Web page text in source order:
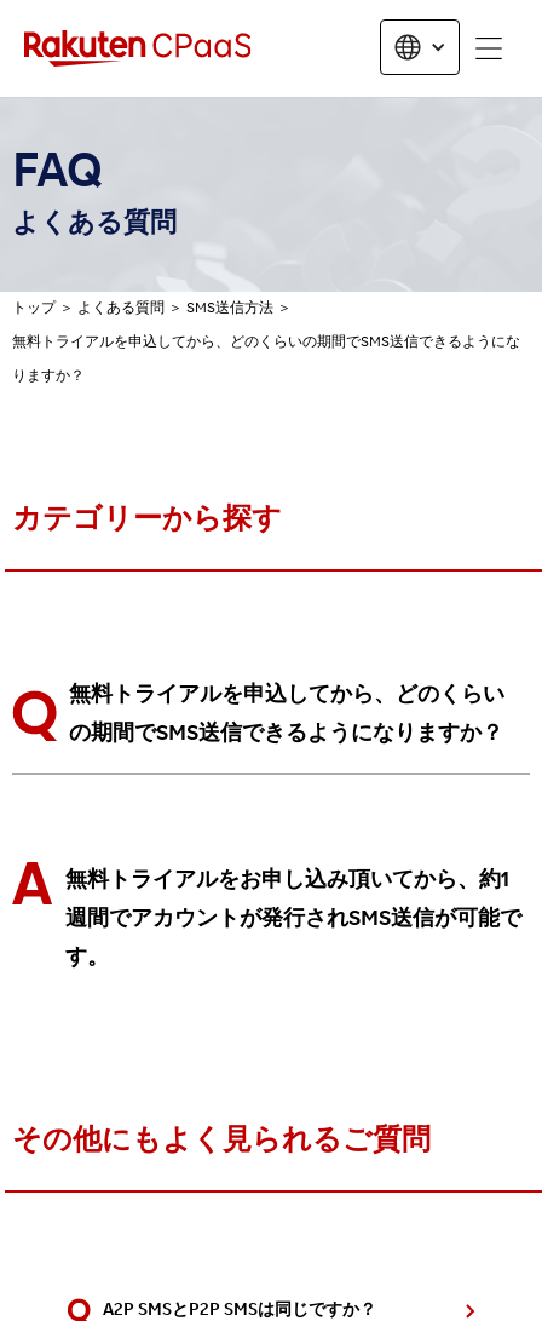
無料トライアルお申し込み
FAQ
よくある質問
トップ ＞ よくある質問 ＞ SMS送信方法 ＞
無料トライアルを申込してから、どのくらいの期間でSMS送信できるようにな
りますか？
カテゴリーから探す
無料トライアルを申込してから、どのくらい
の期間でSMS送信できるようになりますか？
無料トライアルをお申し込み頂いてから、約1
週間でアカウントが発行されSMS送信が可能で
す。
その他にもよく見られるご質問
A2P SMSとP2P SMSは同じですか？